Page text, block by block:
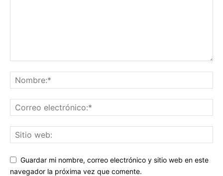
Guardar mi nombre, correo electrónico y sitio web en este
navegador la próxima vez que comente.